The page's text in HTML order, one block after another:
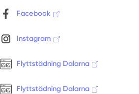
Facebook
Instagram
Flyttstädning Dalarna
Flyttstädning Dalarna